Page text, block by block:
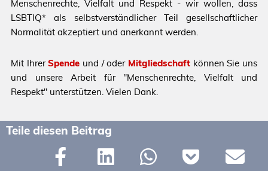
Menschenrechte, Vielfalt und Respekt - wir wollen, dass
LSBTIQ* als selbstverständlicher Teil gesellschaftlicher
Normalität akzeptiert und anerkannt werden.
Mit IhrerSpende und / oder Mitgliedschaft können Sie uns
und unsere Arbeit für "Menschenrechte, Vielfalt und
Respekt" unterstützen. Vielen Dank.
Teile diesen Beitrag